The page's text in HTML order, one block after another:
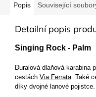
Popis Související
Detailní popis
Singing Rock - Palm
Duralová dlaňová karabina
cestách Via Ferrata . Také
díky dvojné lanové pojistce.